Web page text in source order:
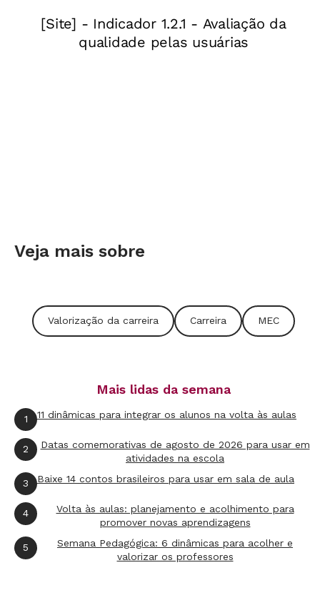
Veja mais sobre
Valorização da carreira Carreira MEC
Mais lidas da semana
1 11 dinâmicas para integrar os alunos na volta às aulas
2
Datas comemorativas de agosto de 2026 para usar em
atividades na escola
3 Baixe 14 contos brasileiros para usar em sala de aula
4
Volta às aulas: planejamento e acolhimento para
promover novas aprendizagens
5
Semana Pedagógica: 6 dinâmicas para acolher e
valorizar os professores